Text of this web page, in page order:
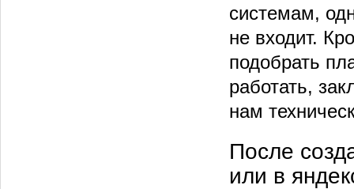
системам,
не входит.
подобрать
работать,
нам
После
или в